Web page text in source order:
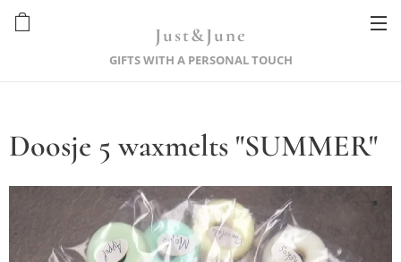
Just&June
GIFTS WITH A PERSONAL TOUCH
Doosje 5 waxmelts "SUMMER"